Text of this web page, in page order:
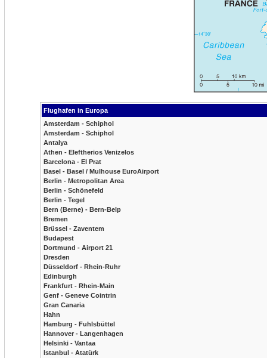
Flughafen in Europa
Amsterdam - Schiphol
Amsterdam - Schiphol
Antalya
Athen - Eleftherios Venizelos
Barcelona - El Prat
Basel - Basel / Mulhouse EuroAirport
Berlin - Metropolitan Area
Berlin - Schönefeld
Berlin - Tegel
Bern (Berne) - Bern-Belp
Bremen
Brüssel - Zaventem
Budapest
Dortmund - Airport 21
Dresden
Düsseldorf - Rhein-Ruhr
Edinburgh
Frankfurt - Rhein-Main
Genf - Geneve Cointrin
Gran Canaria
Hahn
Hamburg - Fuhlsbüttel
Hannover - Langenhagen
Helsinki - Vantaa
Istanbul - Atatürk